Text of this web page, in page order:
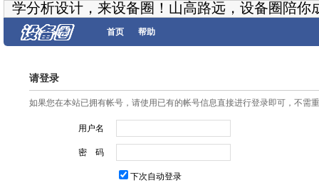
学分析设计，来设备圈！山高路远，设备圈陪你
首页 帮助
请登录
如果您在本站已拥有帐号，请使用已有的帐号信息直接进行登录即可，不需
用户名
密 码
下次自动登录